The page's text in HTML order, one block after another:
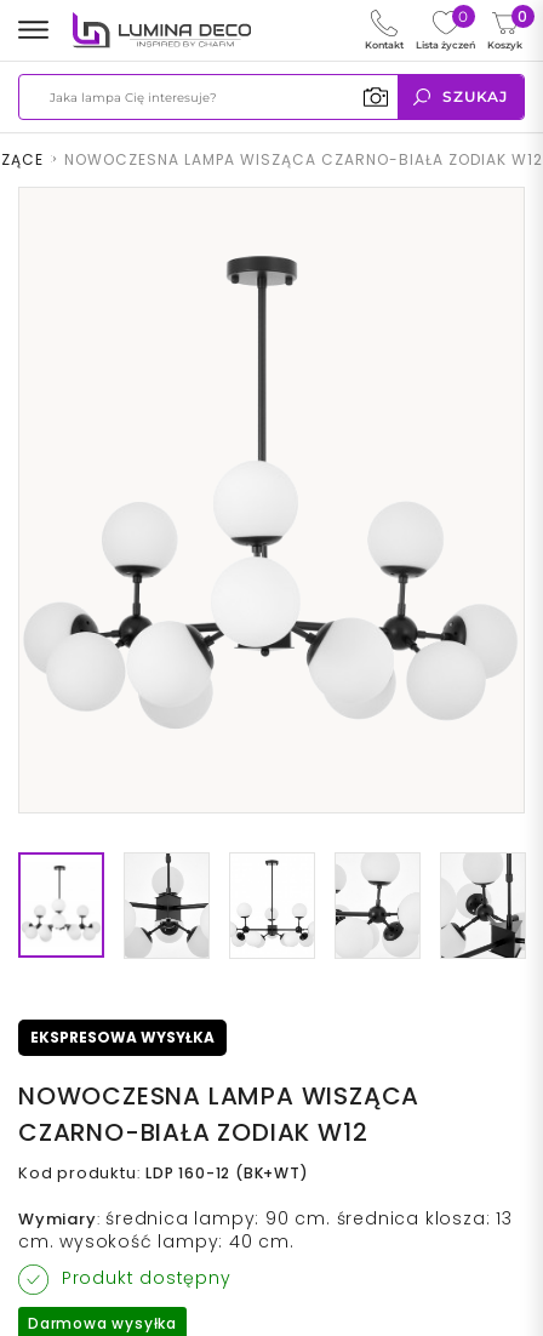
SZUKAJ
0
Koszyk
0
Lista życzeń
Kontakt
> NOWOCZESNA LAMPA WISZĄCA CZARNO-BIAŁA ZODIAK W12
EKSPRESOWA WYSYŁKA
NOWOCZESNA LAMPA WISZĄCA
CZARNO-BIAŁA ZODIAK W12
Kod produktu:LDP 160-12 (BK+WT)
Wymiary: średnica lampy: 90 cm. średnica klosza: 13
cm. wysokość lampy: 40 cm.
Produkt dostępny
Darmowa wysyłka